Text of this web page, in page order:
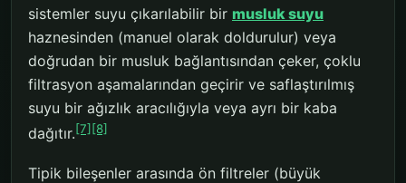
sistemler suyu çıkarılabilir bir musluk suyu
haznesinden (manuel olarak doldurulur) veya
doğrudan bir musluk bağlantısından çeker, çoklu
filtrasyon aşamalarından geçirir ve saflaştırılmış
suyu bir ağızlık aracılığıyla veya ayrı bir kaba
dağıtır.[7] [8]
Tipik bileşenler arasında ön filtreler (büyük